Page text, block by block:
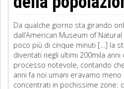
Da qualche giorno sta girando
dall’American Museum of
poco più di cinque minuti […] la
diventati negli ultimi 200mila
processo notevole, contando
anni fa noi umani eravamo meno
concentrati in pochissime zone: